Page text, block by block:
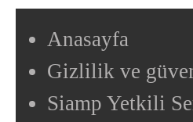
Anasayfa
Gizlilik ve
Siamp Yetkili